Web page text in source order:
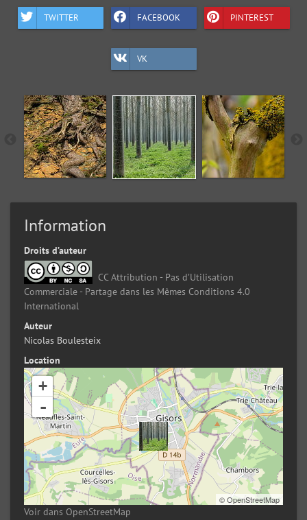
TWITTER FACEBOOK PINTEREST
VK
Information
Droits d’auteur
CC Attribution - Pas d’Utilisation
Commerciale - Partage dans les Mêmes Conditions 4.0
International
Auteur
Nicolas Boulesteix
Location
+
-
©OpenStreetMap
Voir dans OpenStreetMap